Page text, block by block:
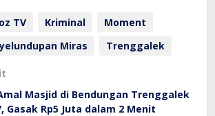
TV Kriminal
Moment
Miras Trenggalek
Masjid di Bendungan Trenggalek
Gasak Rp5 Juta dalam 2 Menit